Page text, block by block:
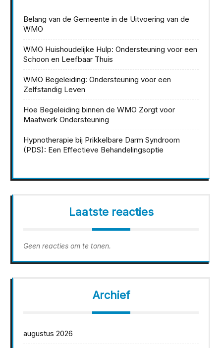
Belang van de Gemeente in de Uitvoering van de
WMO
WMO Huishoudelijke Hulp: Ondersteuning voor een
Schoon en Leefbaar Thuis
WMO Begeleiding: Ondersteuning voor een
Zelfstandig Leven
Hoe Begeleiding binnen de WMO Zorgt voor
Maatwerk Ondersteuning
Hypnotherapie bij Prikkelbare Darm Syndroom
(PDS): Een Effectieve Behandelingsoptie
Laatste reacties
Geen reacties om te tonen.
Archief
augustus 2026